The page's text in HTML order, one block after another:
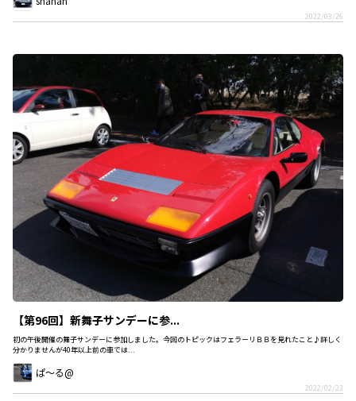
2022/03/26
【第96回】新舞子サンデーに参...
初の午後開催の舞子サンデーに参加しました。今回のトピックはフェラーリＢＢを見れたこと♪詳しく
分かりませんが40年以上前の車では...
ぱ〜る@
2022/02/23